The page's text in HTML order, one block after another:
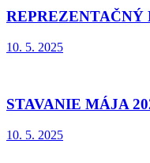
REPREZENTAČNÝ
10. 5. 2025
STAVANIE MÁJA
10. 5. 2025